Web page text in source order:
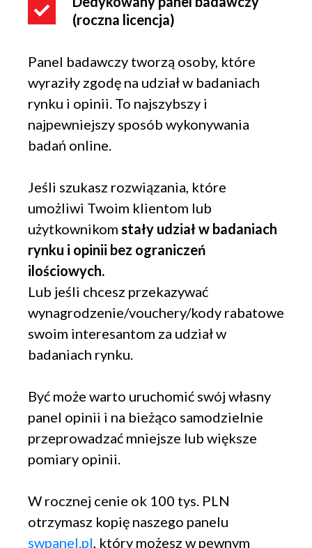
(roczna licencja)
Panel badawczy tworzą osoby, które
wyraziły zgodę na udział w badaniach
rynku i opinii. To najszybszy i
najpewniejszy sposób wykonywania
badań online.
Jeśli szukasz rozwiązania, które
umożliwi Twoim klientom lub
użytkownikom stały udział w badaniach
rynku i opinii bez ograniczeń
ilościowych.
Lub jeśli chcesz przekazywać
wynagrodzenie/vouchery/kody rabatowe
swoim interesantom za udział w
badaniach rynku.
Być może warto uruchomić swój własny
panel opinii i na bieżąco samodzielnie
przeprowadzać mniejsze lub większe
pomiary opinii.
W rocznej cenie ok 100 tys. PLN
otrzymasz kopię naszego panelu
swpanel.pl, który możesz w pewnym